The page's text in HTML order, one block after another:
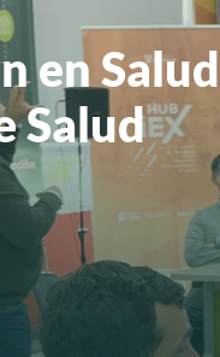
en
Salud